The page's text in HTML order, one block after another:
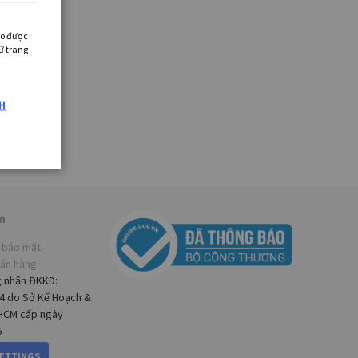
bảo mật
hàng
ĐKKD:
do Sở Kế Hoạch &
cấp ngày
được
trang